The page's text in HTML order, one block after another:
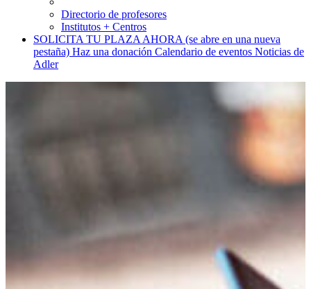
Directorio de profesores
Institutos + Centros
SOLICITA TU PLAZA AHORA (se abre en una nueva
pestaña) Haz una donación Calendario de eventos Noticias de
Adler